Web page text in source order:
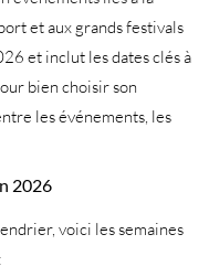
et aux grands festivals
et inclut les dates clés à
bien choisir son
les événements, les
2026
voici les semaines